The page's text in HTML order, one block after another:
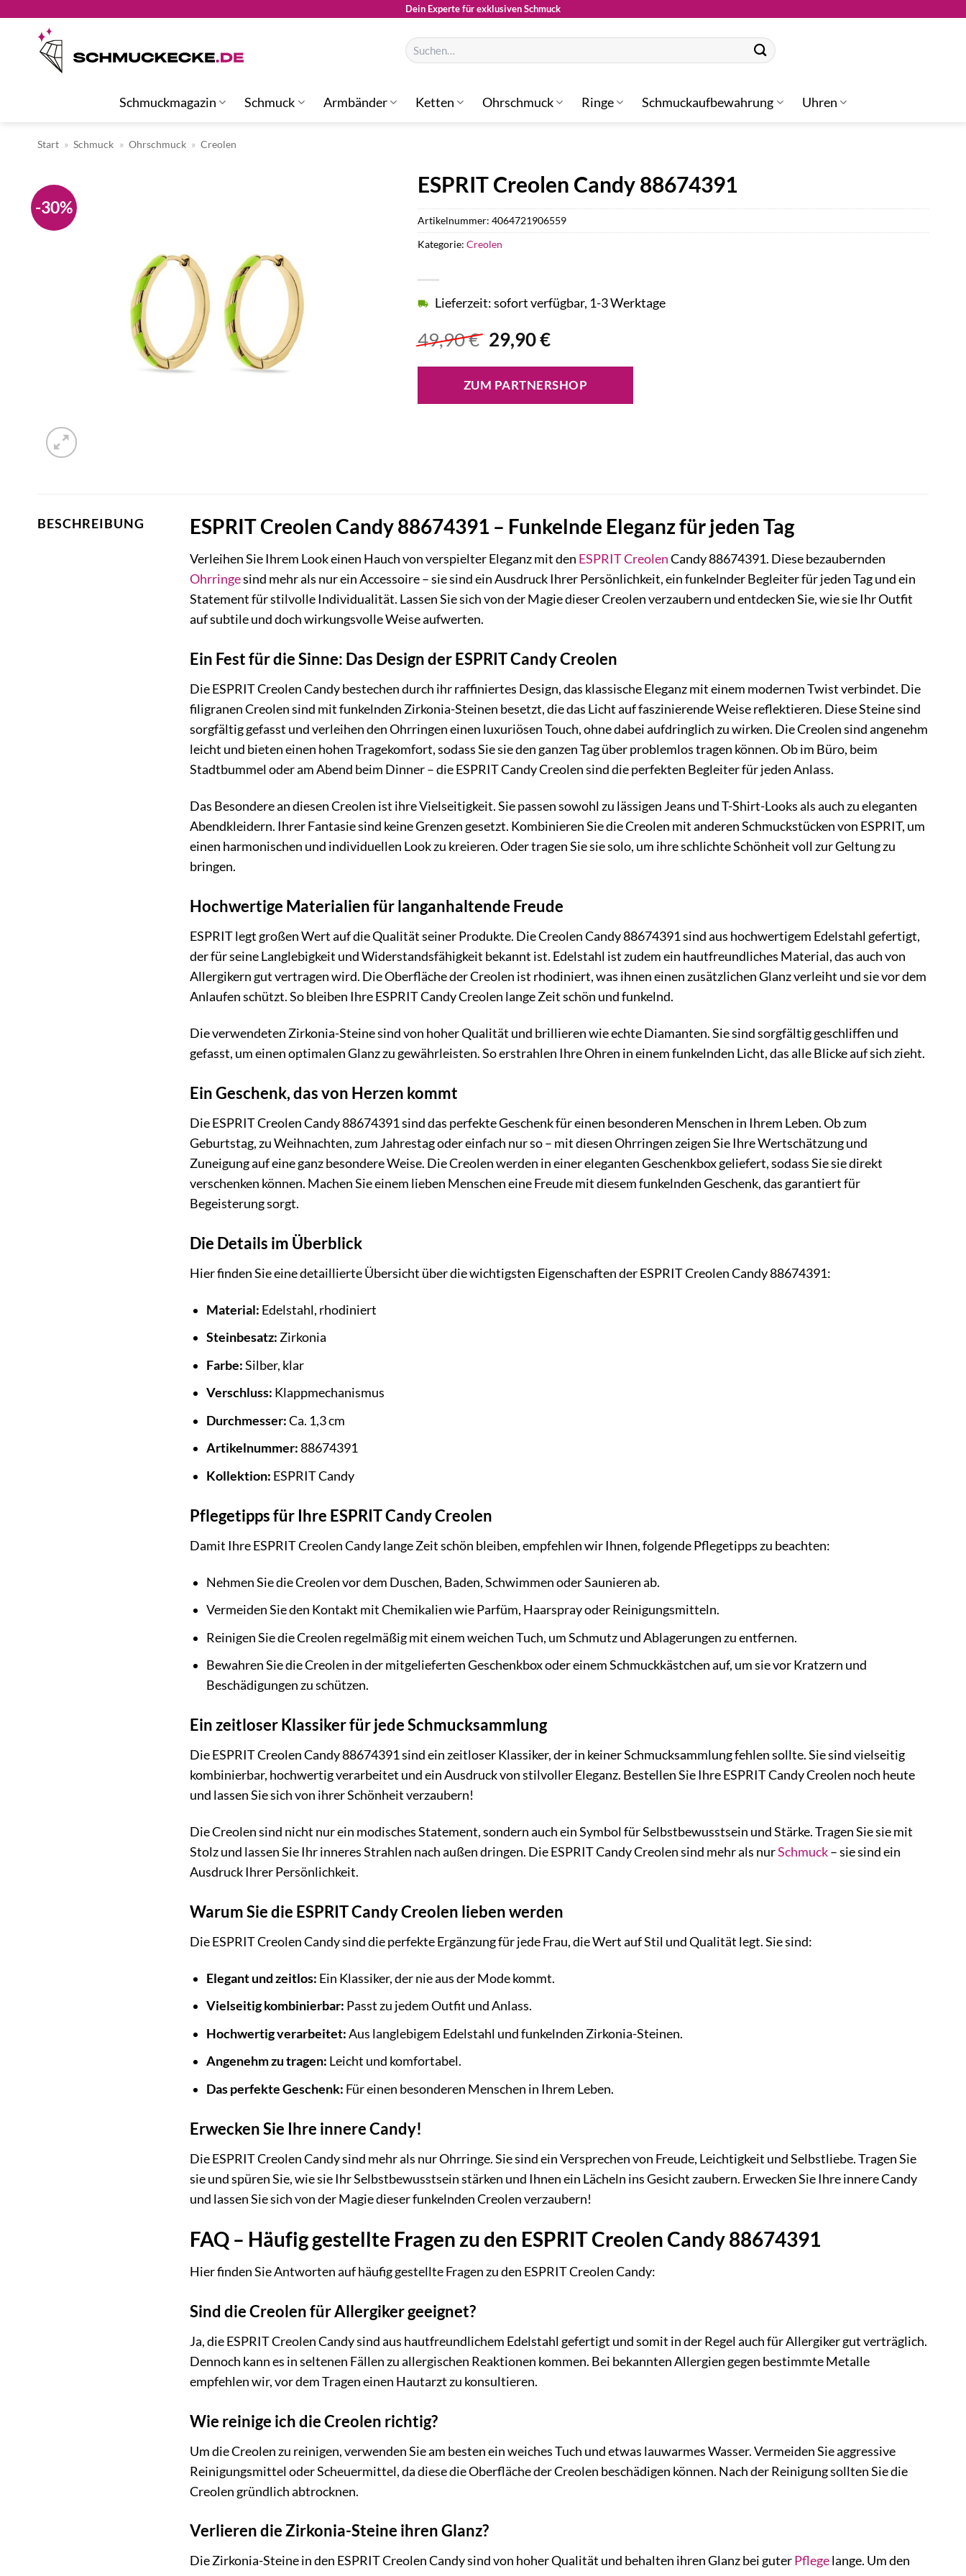
springen
Dein Experte für exklusiven Schmuck
Suchen
nach:
Schmuckmagazin Schmuck Armbänder Ketten Ohrschmuck Ringe Schmuckaufbewahrung Uhren
Start » Schmuck » Ohrschmuck » Creolen
-30%
ESPRIT Creolen Candy 88674391
49,90€ Ursprünglicher
Preis
war:
49,90 €
29,90€Aktueller
ist:
29,90 €.
Lieferzeit: sofort verfügbar, 1-3 Werktage
ZUM PARTNERSHOP
Artikelnummer:4064721906559
Kategorie:Creolen
BESCHREIBUNG ESPRIT Creolen Candy 88674391 – Funkelnde Eleganz für jeden Tag
Verleihen Sie Ihrem Look einen Hauch von verspielter Eleganz mit den ESPRITCreolenCandy 88674391. Diese bezaubernden
Ohrringesind mehr als nur ein Accessoire – sie sind ein Ausdruck Ihrer Persönlichkeit, ein funkelnder Begleiter für jeden Tag und ein
Statement für stilvolle Individualität. Lassen Sie sich von der Magie dieser Creolen verzaubern und entdecken Sie, wie sie Ihr Outfit
auf subtile und doch wirkungsvolle Weise aufwerten.
Ein Fest für die Sinne: Das Design der ESPRIT Candy Creolen
Die ESPRIT Creolen Candy bestechen durch ihr raffiniertes Design, das klassische Eleganz mit einem modernen Twist verbindet. Die
filigranen Creolen sind mit funkelnden Zirkonia-Steinen besetzt, die das Licht auf faszinierende Weise reflektieren. Diese Steine sind
sorgfältig gefasst und verleihen den Ohrringen einen luxuriösen Touch, ohne dabei aufdringlich zu wirken. Die Creolen sind angenehm
leicht und bieten einen hohen Tragekomfort, sodass Sie sie den ganzen Tag über problemlos tragen können. Ob im Büro, beim
Stadtbummel oder am Abend beim Dinner – die ESPRIT Candy Creolen sind die perfekten Begleiter für jeden Anlass.
Das Besondere an diesen Creolen ist ihre Vielseitigkeit. Sie passen sowohl zu lässigen Jeans und T-Shirt-Looks als auch zu eleganten
Abendkleidern. Ihrer Fantasie sind keine Grenzen gesetzt. Kombinieren Sie die Creolen mit anderen Schmuckstücken von ESPRIT, um
einen harmonischen und individuellen Look zu kreieren. Oder tragen Sie sie solo, um ihre schlichte Schönheit voll zur Geltung zu
bringen.
Hochwertige Materialien für langanhaltende Freude
ESPRIT legt großen Wert auf die Qualität seiner Produkte. Die Creolen Candy 88674391 sind aus hochwertigem Edelstahl gefertigt,
der für seine Langlebigkeit und Widerstandsfähigkeit bekannt ist. Edelstahl ist zudem ein hautfreundliches Material, das auch von
Allergikern gut vertragen wird. Die Oberfläche der Creolen ist rhodiniert, was ihnen einen zusätzlichen Glanz verleiht und sie vor dem
Anlaufen schützt. So bleiben Ihre ESPRIT Candy Creolen lange Zeit schön und funkelnd.
Die verwendeten Zirkonia-Steine sind von hoher Qualität und brillieren wie echte Diamanten. Sie sind sorgfältig geschliffen und
gefasst, um einen optimalen Glanz zu gewährleisten. So erstrahlen Ihre Ohren in einem funkelnden Licht, das alle Blicke auf sich zieht.
Ein Geschenk, das von Herzen kommt
Die ESPRIT Creolen Candy 88674391 sind das perfekte Geschenk für einen besonderen Menschen in Ihrem Leben. Ob zum
Geburtstag, zu Weihnachten, zum Jahrestag oder einfach nur so – mit diesen Ohrringen zeigen Sie Ihre Wertschätzung und
Zuneigung auf eine ganz besondere Weise. Die Creolen werden in einer eleganten Geschenkbox geliefert, sodass Sie sie direkt
verschenken können. Machen Sie einem lieben Menschen eine Freude mit diesem funkelnden Geschenk, das garantiert für
Begeisterung sorgt.
Die Details im Überblick
Hier finden Sie eine detaillierte Übersicht über die wichtigsten Eigenschaften der ESPRIT Creolen Candy 88674391:
Material: Edelstahl, rhodiniert
Steinbesatz: Zirkonia
Farbe:Silber, klar
Verschluss: Klappmechanismus
Durchmesser:Ca. 1,3 cm
Artikelnummer:88674391
Kollektion: ESPRIT Candy
Pflegetipps für Ihre ESPRIT Candy Creolen
Damit Ihre ESPRIT Creolen Candy lange Zeit schön bleiben, empfehlen wir Ihnen, folgende Pflegetipps zu beachten:
Nehmen Sie die Creolen vor dem Duschen, Baden, Schwimmen oder Saunieren ab.
Vermeiden Sie den Kontakt mit Chemikalien wie Parfüm, Haarspray oder Reinigungsmitteln.
Reinigen Sie die Creolen regelmäßig mit einem weichen Tuch, um Schmutz und Ablagerungen zu entfernen.
Bewahren Sie die Creolen in der mitgelieferten Geschenkbox oder einem Schmuckkästchen auf, um sie vor Kratzern und
Beschädigungen zu schützen.
Ein zeitloser Klassiker für jede Schmucksammlung
Die ESPRIT Creolen Candy 88674391 sind ein zeitloser Klassiker, der in keiner Schmucksammlung fehlen sollte. Sie sind vielseitig
kombinierbar, hochwertig verarbeitet und ein Ausdruck von stilvoller Eleganz. Bestellen Sie Ihre ESPRIT Candy Creolen noch heute
und lassen Sie sich von ihrer Schönheit verzaubern!
Die Creolen sind nicht nur ein modisches Statement, sondern auch ein Symbol für Selbstbewusstsein und Stärke. Tragen Sie sie mit
Stolz und lassen Sie Ihr inneres Strahlen nach außen dringen. Die ESPRIT Candy Creolen sind mehr als nurSchmuck– sie sind ein
Ausdruck Ihrer Persönlichkeit.
Warum Sie die ESPRIT Candy Creolen lieben werden
Die ESPRIT Creolen Candy sind die perfekte Ergänzung für jede Frau, die Wert auf Stil und Qualität legt. Sie sind:
Elegant und zeitlos: Ein Klassiker, der nie aus der Mode kommt.
Vielseitig kombinierbar: Passt zu jedem Outfit und Anlass.
Hochwertig verarbeitet:Aus langlebigem Edelstahl und funkelnden Zirkonia-Steinen.
Angenehm zu tragen: Leicht und komfortabel.
Das perfekte Geschenk: Für einen besonderen Menschen in Ihrem Leben.
Erwecken Sie Ihre innere Candy!
Die ESPRIT Creolen Candy sind mehr als nur Ohrringe. Sie sind ein Versprechen von Freude, Leichtigkeit und Selbstliebe. Tragen Sie
sie und spüren Sie, wie sie Ihr Selbstbewusstsein stärken und Ihnen ein Lächeln ins Gesicht zaubern. Erwecken Sie Ihre innere Candy
und lassen Sie sich von der Magie dieser funkelnden Creolen verzaubern!
FAQ – Häufig gestellte Fragen zu den ESPRIT Creolen Candy 88674391
Hier finden Sie Antworten auf häufig gestellte Fragen zu den ESPRIT Creolen Candy:
Sind die Creolen für Allergiker geeignet?
Ja, die ESPRIT Creolen Candy sind aus hautfreundlichem Edelstahl gefertigt und somit in der Regel auch für Allergiker gut verträglich.
Dennoch kann es in seltenen Fällen zu allergischen Reaktionen kommen. Bei bekannten Allergien gegen bestimmte Metalle
empfehlen wir, vor dem Tragen einen Hautarzt zu konsultieren.
Wie reinige ich die Creolen richtig?
Um die Creolen zu reinigen, verwenden Sie am besten ein weiches Tuch und etwas lauwarmes Wasser. Vermeiden Sie aggressive
Reinigungsmittel oder Scheuermittel, da diese die Oberfläche der Creolen beschädigen können. Nach der Reinigung sollten Sie die
Creolen gründlich abtrocknen.
Verlieren die Zirkonia-Steine ihren Glanz?
Die Zirkonia-Steine in den ESPRIT Creolen Candy sind von hoher Qualität und behalten ihren Glanz bei guterPflegelange. Um den